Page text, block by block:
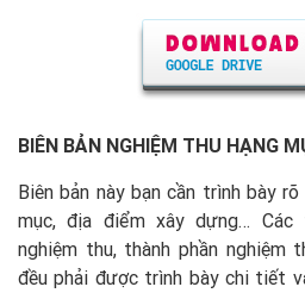
BIÊN BẢN NGHIỆM THU HẠNG M
Biên bản này bạn cần trình bày
mục, địa điểm xây dựng…
nghiệm thu, thành phần nghiệm
đều phải được trình bày chi tiết